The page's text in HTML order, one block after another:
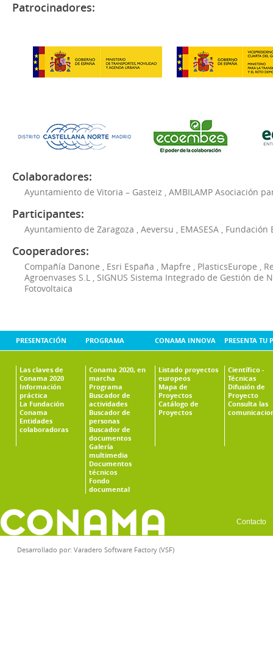
Patrocinadores:
Colaboradores:
Ayuntamiento de Vitoria – Gasteiz AMBILAMP Asociación
Participantes:
Ayuntamiento de Zaragoza Aeversu EMASESA Fundación
Cooperadores:
Compañía Danone Esri España Mapfre PlasticsEurope
Agroenvases S.L
SIGNUS Sistema Integrado de Gestión de
Fotovoltaica
PRESENTACIÓN
Las claves de
Conama 2020
Información
práctica
La Fundación
Conama
Entidades
colaboradoras
PROGRAMA
Conama 2020, en
marcha
Programa
Buscador de
actividades
Buscador de
personas
Buscador de
documentos
Galería
multimedia
Documentos
técnicos
Fondo
documental
CONAMA INNOVA
Listado proyectos
europeos
Mapa de
Proyectos
Catálogo de
Proyectos
PRESENTA TU
Científico -
Técnicas
Difusión de
Proyecto
Consulta las
Contacto
Desarrollado por: Varadero Software Factory (VSF)